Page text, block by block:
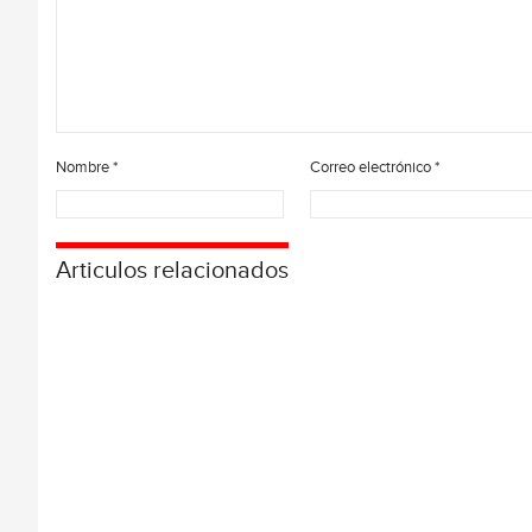
Nombre* Correo electrónico*
Articulos relacionados